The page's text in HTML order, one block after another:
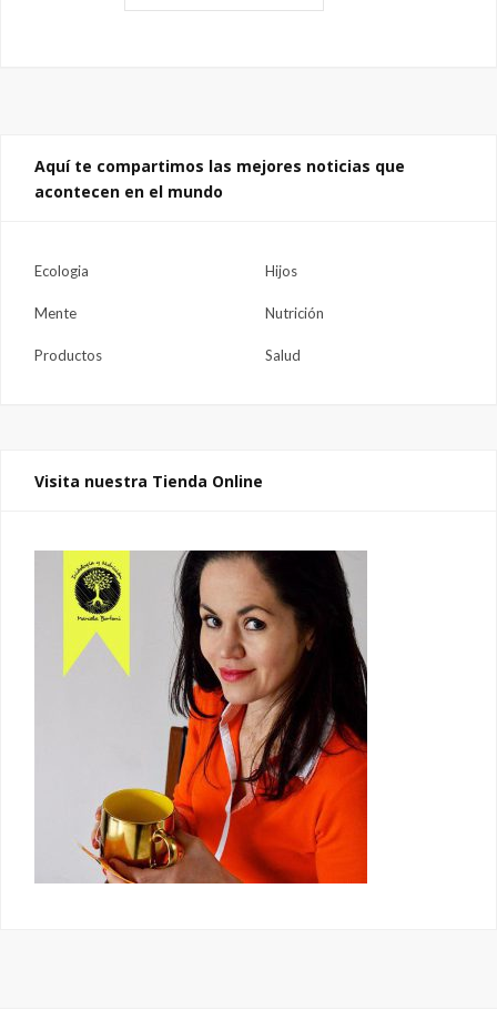
Aquí te compartimos las mejores noticias que
acontecen en el mundo
Ecologia Hijos
Mente Nutrición
Productos Salud
Visita nuestra Tienda Online